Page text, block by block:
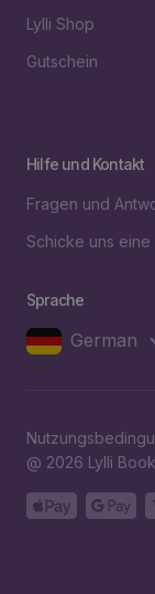
Lylli Shop
Gutschein
Hilfe und Kontakt
Fragen und
Schicke uns eine
Sprache
German
@ 2026 Lylli